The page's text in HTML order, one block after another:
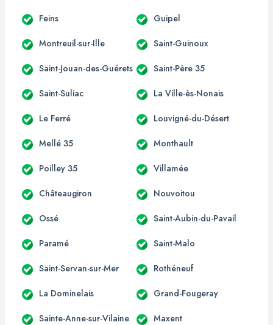
Feins Guipel
Montreuil-sur-Ille Saint-Guinoux
Saint-Jouan-des-Guérets Saint-Père 35
Saint-Suliac La Ville-ès-Nonais
Le Ferré Louvigné-du-Désert
Mellé 35 Monthault
Poilley 35 Villamée
Châteaugiron Nouvoitou
Ossé Saint-Aubin-du-Pavail
Paramé Saint-Malo
Saint-Servan-sur-Mer Rothéneuf
La Dominelais Grand-Fougeray
Sainte-Anne-sur-Vilaine Maxent